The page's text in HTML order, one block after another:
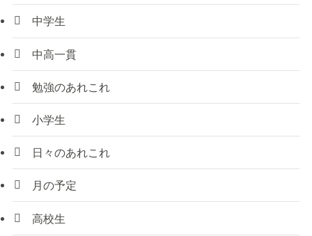
中学生
中高一貫
勉強のあれこれ
小学生
日々のあれこれ
月の予定
高校生